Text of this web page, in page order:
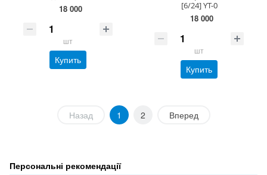
18 000
шт
Купить
[6/24] YT-0
18 000
шт
Купить
Назад 1 2 Вперед
Персональні рекомендації